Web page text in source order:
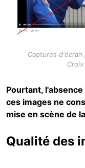
Captures d'écran
Pourtant,
ces images ne
mise en scène de
Qualité des